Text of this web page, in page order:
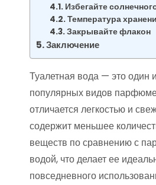
Избегайте
Температура
Закрывайте флакон
Заключение
Туалетная вода — это один
популярных видов
отличается легкостью и
содержит меньшее
веществ по сравнению с
водой, что делает ее
повседневного